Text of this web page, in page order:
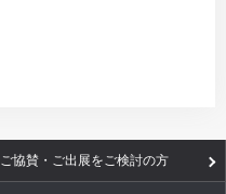
ご協賛・ご出展をご検討の方